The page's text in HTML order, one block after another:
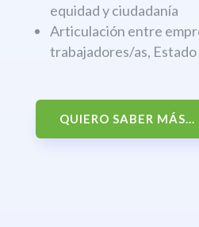
equidad y ciudadanía
Articulación entre
trabajadores/as,
QUIERO SABER MÁS...